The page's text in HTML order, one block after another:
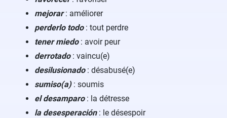
mejorar : améliorer
perderlo todo: tout perdre
tener miedo: avoir peur
derrotado : vaincu(e)
desilusionado : désabusé(e)
sumiso(a): soumis
el desamparo : la détresse
la desesperación: le désespoir